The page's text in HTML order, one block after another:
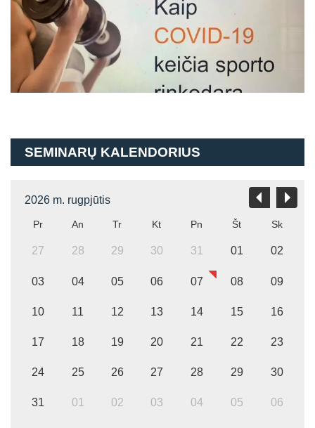
SEMINARŲ KALENDORIUS
2026 m. rugpjūtis
Pr An Tr Kt Pn Št Sk
27 28 29 30 31 01 02
03 04 05 06 07 08 09
10 11 12 13 14 15 16
17 18 19 20 21 22 23
24 25 26 27 28 29 30
31 01 02 03 04 05 06